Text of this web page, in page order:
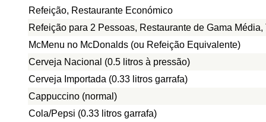
Refeição, Restaurante Económico
Refeição para 2 Pessoas, Restaurante de Gama Média,
McMenu no McDonalds (ou Refeição Equivalente)
Cerveja Nacional (0.5 litros à pressão)
Cerveja Importada (0.33 litros garrafa)
Cappuccino (normal)
Cola/Pepsi (0.33 litros garrafa)